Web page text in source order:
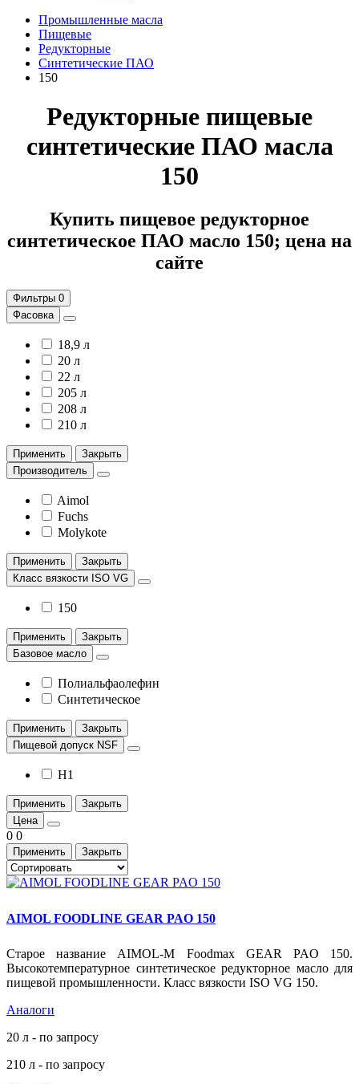
Промышленные масла
Пищевые
Редукторные
Синтетические ПАО
150
Редукторные пищевые
синтетические ПАО масла
150
Купить пищевое редукторное
синтетическое ПАО масло 150; цена на
сайте
Фильтры 0
Фасовка
18,9 л
20 л
22 л
205 л
208 л
210 л
Применить
Закрыть
Производитель
Aimol
Fuchs
Molykote
Применить
Закрыть
Класс вязкости ISO VG
150
Применить
Закрыть
Базовое масло
Полиальфаолефин
Синтетическое
Применить
Закрыть
Пищевой допуск NSF
H1
Применить
Закрыть
Цена
0 0
Применить Закрыть
AIMOL FOODLINE GEAR PAO 150
Старое название AIMOL-M Foodmax GEAR PAO 150.
Высокотемпературное синтетическое редукторное масло для
пищевой промышленности. Класс вязкости ISO VG 150.
Аналоги
20 л - по запросу
210 л - по запросу